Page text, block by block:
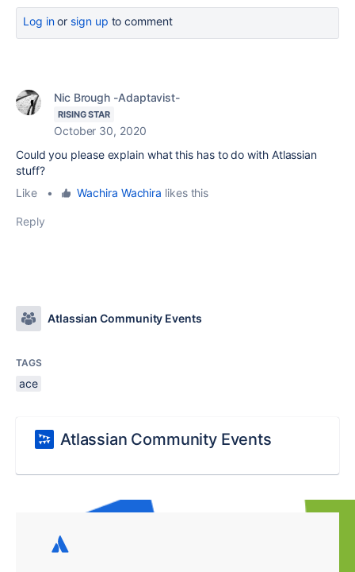
Log inor sign up to comment
Nic Brough -Adaptavist-
RISING STAR
October 30, 2020
Could you please explain what this has to do with Atlassian
stuff?
Like
• Wachira Wachira likes this
Reply
Atlassian Community Events
TAGS
ace
Atlassian Community Events